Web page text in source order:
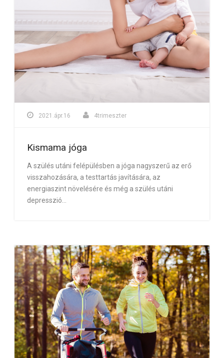
2021.ápr.16 4trimeszter
Kismama jóga
A szülés utáni felépülésben a jóga nagyszerű az erő
visszahozására, a testtartás javítására, az
energiaszint növelésére és még a szülés utáni
depresszió...